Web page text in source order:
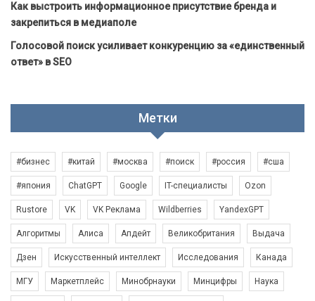
Как выстроить информационное присутствие бренда и
закрепиться в медиаполе
Голосовой поиск усиливает конкуренцию за «единственный
ответ» в SEO
Метки
#бизнес #китай #москва #поиск #россия #сша
#япония ChatGPT Google IT-специалисты Ozon
Rustore VK VK Реклама Wildberries YandexGPT
Алгоритмы Алиса Апдейт Великобритания Выдача
Дзен Искусственный интеллект Исследования Канада
МГУ Маркетплейс Минобрнауки Минцифры Наука